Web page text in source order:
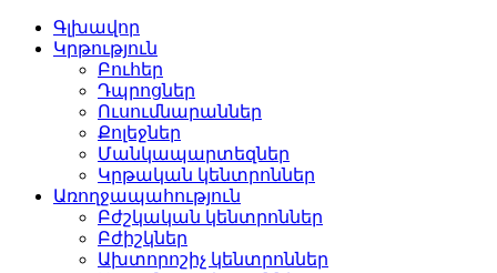
Գլխավոր
Կրթություն
Բուհեր­
Դպրոցներ­
Ուսումնարաններ­
Քոլեջներ­
Մանկապարտեզներ­
Կրթական կենտրոններ­
Առողջապահություն
Բժշկական կենտրոններ­
Բժիշկներ­
Ախտորոշիչ կենտրոններ­